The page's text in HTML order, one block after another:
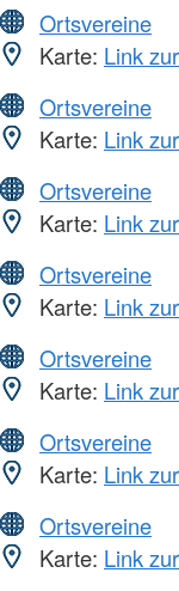
Ortsvereine
Karte: Link
Ortsvereine
Karte: Link
Ortsvereine
Karte: Link
Ortsvereine
Karte: Link
Ortsvereine
Karte: Link
Ortsvereine
Karte: Link
Ortsvereine
Karte: Link